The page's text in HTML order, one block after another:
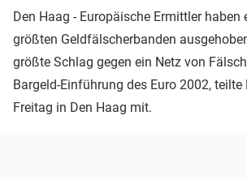
Den Haag - Europäische Ermittler haben
größten Geldfälscherbanden
größte Schlag gegen ein Netz von
Bargeld-Einführung des Euro 2002, teilte
Freitag in Den Haag mit.